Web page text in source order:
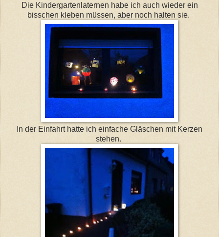
Die Kindergartenlaternen habe ich auch wieder ein
bisschen kleben müssen, aber noch halten sie.
In der Einfahrt hatte ich einfache Gläschen mit Kerzen
stehen.